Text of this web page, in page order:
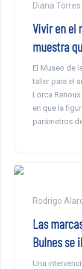
Diana Torres
Vivir en el
muestra
El Museo de
taller para el
Lorca
en que la
parámetros
Rodrigo
Las
Bulnes se
Una